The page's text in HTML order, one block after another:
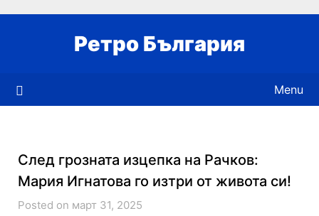
Ретро България
Menu
След грозната изцепка на Рачков:
Мария Игнатова го изтри от живота си!
Posted on март 31, 2025